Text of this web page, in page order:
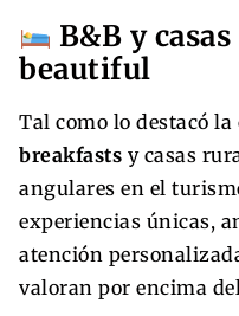
B&B y
beautiful
Tal como lo destacó
breakfasts y casas
angulares en el
experiencias únicas,
atención
valoran por encima